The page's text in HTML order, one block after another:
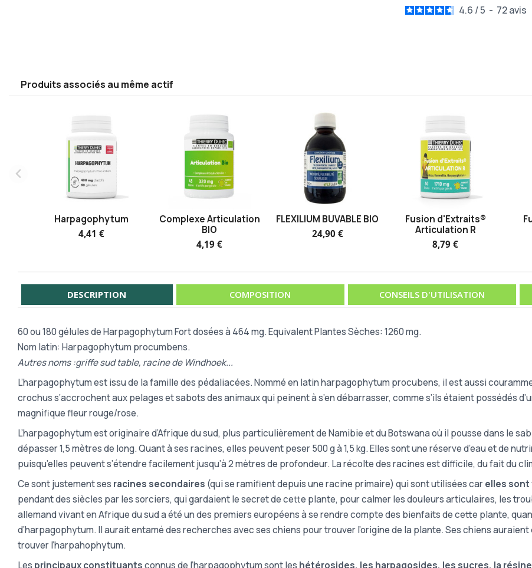
4.6 /5 - 72avis
Produits associés au même actif
Harpagophytum
4,41 €
Complexe Articulation
BIO
4,19 €
FLEXILIUM BUVABLE BIO
24,90 €
Fusion d'Extraits®
Articulation R
8,79 €
DESCRIPTION COMPOSITION CONSEILS D'UTILISATION
60 ou 180 gélules de Harpagophytum Fort dosées à 464 mg. Equivalent Plantes Sèches: 1260 mg.
Nom latin: Harpagophytum procumbens.
Autres noms :griffe sud table, racine de Windhoek...
L’harpagophytum est issu de la famille des pédaliacées. Nommé en latin harpagophytum procubens, il est aussi
crochus s’accrochent aux pelages et sabots des animaux qui peinent à s’en débarrasser, comme s’ils étaient possédés
magnifique fleur rouge/rose.
L’harpagophytum est originaire d’Afrique du sud, plus particulièrement de Namibie et du Botswana où il pousse dans le
dépasser 1,5 mètres de long. Quant à ses racines, elles peuvent peser 500 g à 1,5 kg. Elles sont une réserve d’eau et de
puisqu’elles peuvent s’étendre facilement jusqu’à 2 mètres de profondeur. La récolte des racines est difficile, du fait du
Ce sont justement ses racines secondaires (qui se ramifient depuis une racine primaire) qui sont utilisées carelles
pendant des siècles par les sorciers, qui gardaient le secret de cette plante, pour calmer les douleurs articulaires, les
allemand vivant en Afrique du sud a été un des premiers européens à se rendre compte des bienfaits de cette plante,
d’harpagophytum. Il aurait entamé des recherches avec ses chiens pour trouver l’origine de la plante. Ses chiens
trouver l’harpahophytum.
Les principaux constituantsconnus de l’harpagophytum sont les hétérosides, les harpagosides, les sucres, la